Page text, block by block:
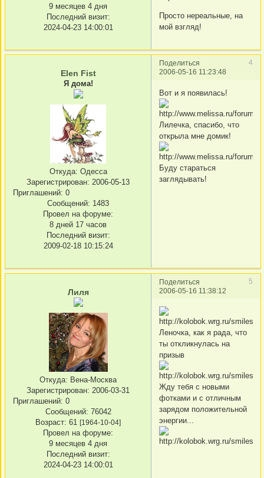
9 месяцев 4 дня
Последний визит:
2024-04-23 14:00:01
Просто нереальные, на
мой взгляд!
Поделиться
4
2006-05-16 11:23:48
Elen Fist
Я дома!
Откуда: Одесса
Зарегистрирован: 2006-05-13
Приглашений: 0
Сообщений: 1483
Провел на форуме:
8 дней 17 часов
Последний визит:
2009-02-18 10:15:24
Вот и я появилась!
Лилечка, спасибо, что
открыла мне домик!
Буду стараться
заглядывать!
Поделиться
5
2006-05-16 11:38:12
Лиля
Откуда: Вена-Москва
Зарегистрирован: 2006-03-31
Приглашений: 0
Сообщений: 76042
Возраст: 61 [1964-10-04]
Провел на форуме:
9 месяцев 4 дня
Последний визит:
2024-04-23 14:00:01
Леночка, как я рада, что
ты откликнулась на
призыв
Жду тебя с новыми
фотками и с отличным
зарядом положительной
энергии...